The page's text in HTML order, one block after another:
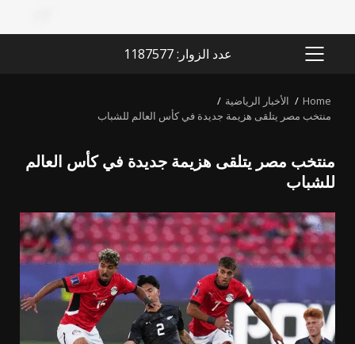
PRIMARY
عدد الزوار: 1187577
Home
الأخبار الرياضية
منتخب مصر يتلقى هزيمة جديدة في كأس العالم للشباب
منتخب مصر يتلقى هزيمة جديدة في كأس العالم
للشباب